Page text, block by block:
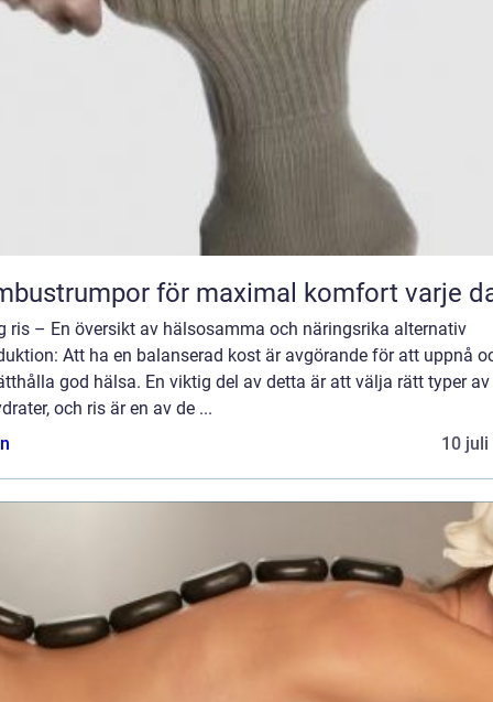
för maximal komfort varje
ris – En översikt av hälsosamma och näringsrika alternativ
Att ha en balanserad kost är avgörande för att uppnå
god hälsa. En viktig del av detta är att välja rätt typer av
och ris är en av de ...
10 juli